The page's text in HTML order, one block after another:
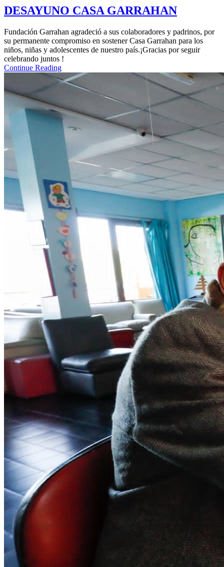
DESAYUNO CASA GARRAHAN
Fundación Garrahan agradeció a sus colaboradores y padrinos, por
su permanente compromiso en sostener Casa Garrahan para los
niños, niñas y adolescentes de nuestro país.¡Gracias por seguir
celebrando juntos !
Continue Reading